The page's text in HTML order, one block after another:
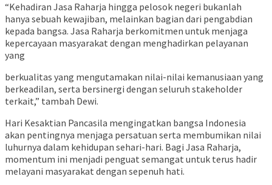
“Kehadiran Jasa Raharja hingga pelosok negeri bukanlah
hanya sebuah kewajiban, melainkan bagian dari pengabdian
kepada bangsa. Jasa Raharja berkomitmen untuk menjaga
kepercayaan masyarakat dengan menghadirkan pelayanan
yang
berkualitas yang mengutamakan nilai-nilai kemanusiaan yang
berkeadilan, serta bersinergi dengan seluruh stakeholder
terkait,” tambah Dewi.
Hari Kesaktian Pancasila mengingatkan bangsa Indonesia
akan pentingnya menjaga persatuan serta membumikan nilai
luhurnya dalam kehidupan sehari-hari. Bagi Jasa Raharja,
momentum ini menjadi penguat semangat untuk terus hadir
melayani masyarakat dengan sepenuh hati.